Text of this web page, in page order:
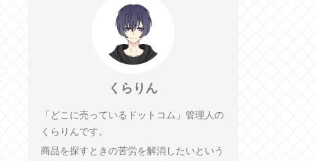
くらりん
「どこに売っているドットコム」管理人の
くらりんです。
商品を探すときの苦労を解消したいという